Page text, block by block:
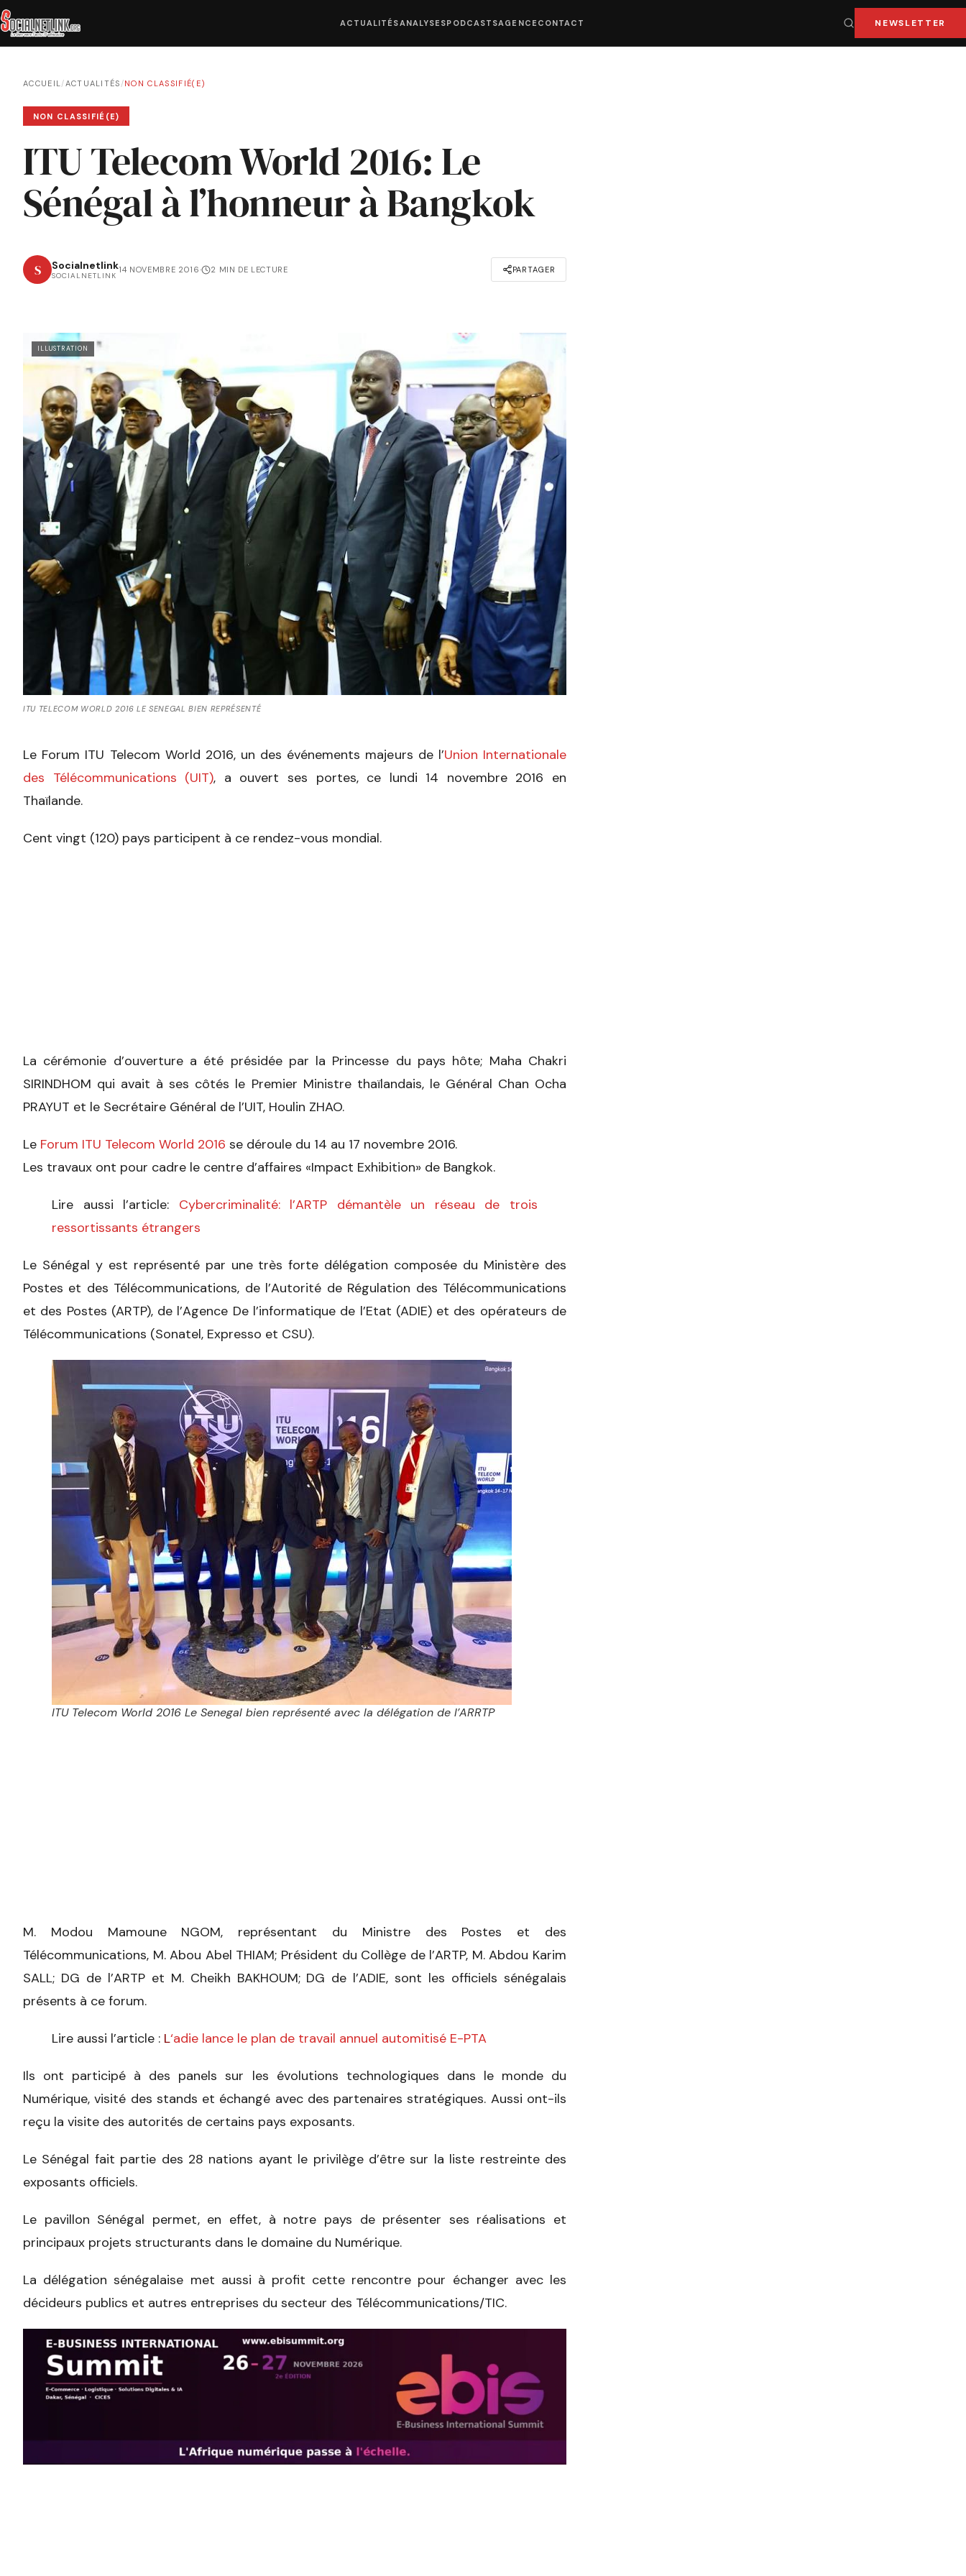
ACTUALITÉSANALYSESPODCASTSAGENCE CONTACT NEWSLETTER
ACCUEIL/ACTUALITÉS /NON CLASSIFIÉ(E)
NON CLASSIFIÉ(E)
ITU Telecom World 2016: Le
Sénégal à l’honneur à Bangkok
S Socialnetlink
SOCIALNETLINK
14 NOVEMBRE 2016· 2 MIN DE LECTURE PARTAGER
ILLUSTRATION
ITU TELECOM WORLD 2016 LE SENEGAL BIEN REPRÉSENTÉ
Le Forum ITU Telecom World 2016, un des événements majeurs de l’Union Internationale
des Télécommunications (UIT), a ouvert ses portes, ce lundi 14 novembre 2016 en
Thaïlande.
Cent vingt (120) pays participent à ce rendez-vous mondial.
La cérémonie d’ouverture a été présidée par la Princesse du pays hôte; Maha Chakri
SIRINDHOM qui avait à ses côtés le Premier Ministre thaïlandais, le Général Chan Ocha
PRAYUT et le Secrétaire Général de l’UIT, Houlin ZHAO.
Le Forum ITU Telecom World 2016 se déroule du 14 au 17 novembre 2016.
Les travaux ont pour cadre le centre d’affaires «Impact Exhibition» de Bangkok.
Lire aussi l’article: Cybercriminalité: l’ARTP démantèle un réseau de trois
ressortissants étrangers
Le Sénégal y est représenté par une très forte délégation composée du Ministère des
Postes et des Télécommunications, de l’Autorité de Régulation des Télécommunications
et des Postes (ARTP), de l’Agence De l’informatique de l’Etat (ADIE) et des opérateurs de
Télécommunications (Sonatel, Expresso et CSU).
ITU Telecom World 2016 Le Senegal bien représenté avec la délégation de l’ARRTP
M. Modou Mamoune NGOM, représentant du Ministre des Postes et des
Télécommunications, M. Abou Abel THIAM; Président du Collège de l’ARTP, M. Abdou Karim
SALL; DG de l’ARTP et M. Cheikh BAKHOUM; DG de l’ADIE, sont les officiels sénégalais
présents à ce forum.
Lire aussi l’article : L‘adie lance le plan de travail annuel automitisé E-PTA
Ils ont participé à des panels sur les évolutions technologiques dans le monde du
Numérique, visité des stands et échangé avec des partenaires stratégiques. Aussi ont-ils
reçu la visite des autorités de certains pays exposants.
Le Sénégal fait partie des 28 nations ayant le privilège d’être sur la liste restreinte des
exposants officiels.
Le pavillon Sénégal permet, en effet, à notre pays de présenter ses réalisations et
principaux projets structurants dans le domaine du Numérique.
La délégation sénégalaise met aussi à profit cette rencontre pour échanger avec les
décideurs publics et autres entreprises du secteur des Télécommunications/TIC.